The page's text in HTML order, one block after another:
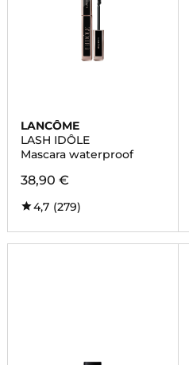
LANCÔME
LASH IDÔLE
Mascara waterproof
38,90 €
4,7 (279)